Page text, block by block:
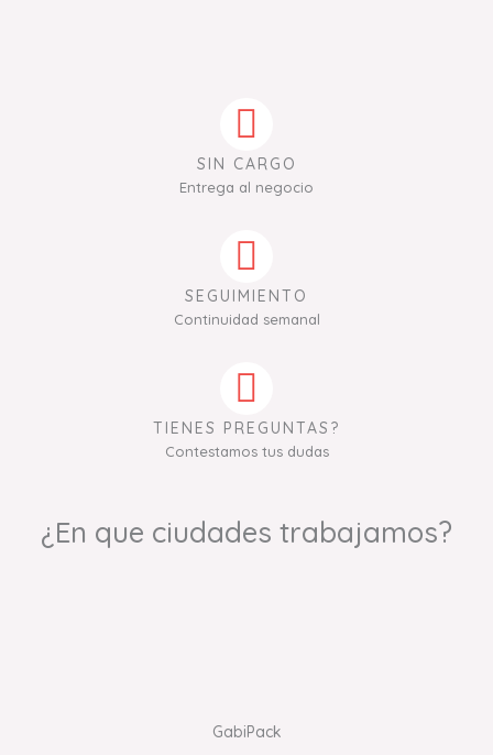
SIN CARGO
Entrega al negocio
SEGUIMIENTO
Continuidad semanal
TIENES PREGUNTAS?
Contestamos tus dudas
¿En que ciudades trabajamos?
GabiPack